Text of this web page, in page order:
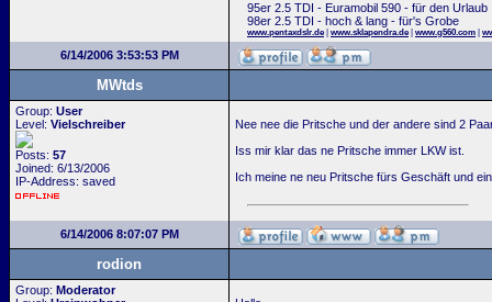
95er 2.5 TDI - Euramobil 590 - für den Urlaub
98er 2.5 TDI - hoch & lang - für's Grobe
www.pentaxdslr.de www.sklapendra.de www.g560.com
6/14/2006 3:53:53 PM
MWtds
Group: User
Level: Vielschreiber
Posts: 57
Joined: 6/13/2006
IP-Address: saved
Nee nee die Pritsche und der andere sind 2
Iss mir klar das ne Pritsche immer LKW ist.
Ich meine ne neu Pritsche fürs Geschäft und
6/14/2006 8:07:07 PM
rodion
Group: Moderator